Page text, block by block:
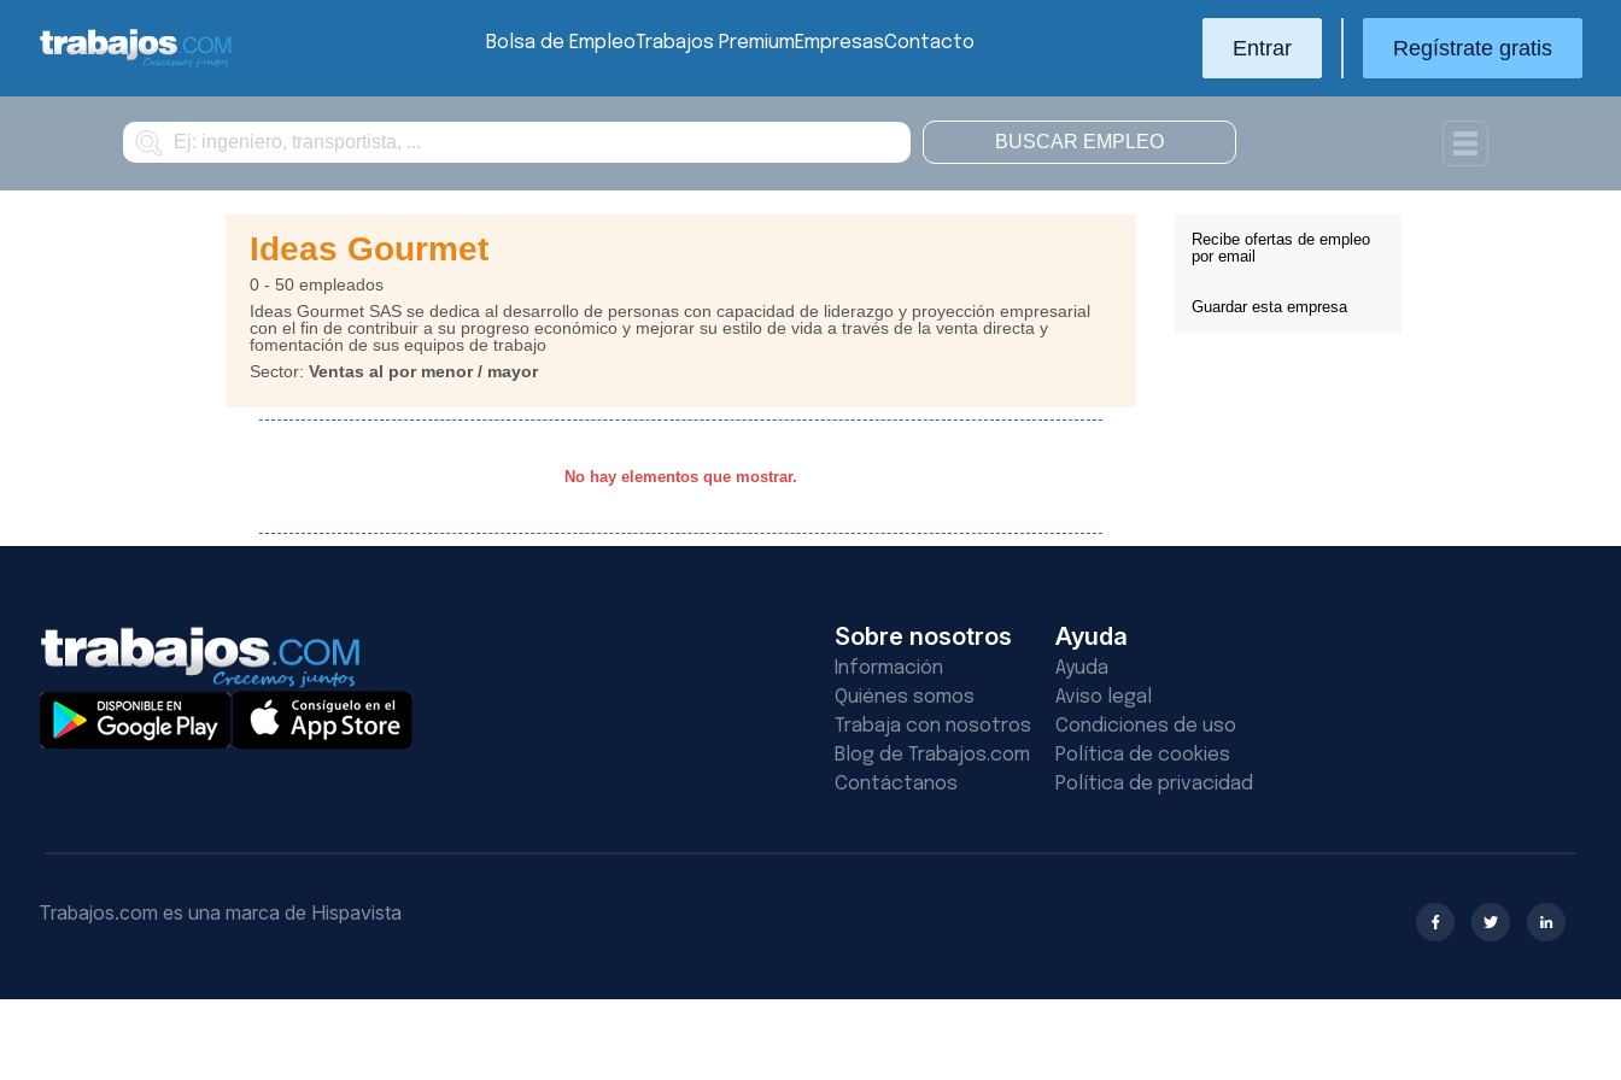
Bolsa de EmpleoTrabajos PremiumEmpresasContacto Entrar Regístrate gratis
Buscar
Recibe ofertas de empleo
por email
Guardar esta empresa
Ideas Gourmet
0 - 50 empleados
Ideas Gourmet SAS se dedica al desarrollo de personas con capacidad de liderazgo y proyección empresarial
con el fin de contribuir a su progreso económico y mejorar su estilo de vida a través de la venta directa y
fomentación de sus equipos de trabajo
Sector: Ventas al por menor / mayor
No hay elementos que mostrar.
Sobre nosotros
Información
Quiénes somos
Trabaja con nosotros
Blog de Trabajos.com
Contáctanos
Ayuda
Ayuda
Aviso legal
Condiciones de uso
Política de cookies
Política de privacidad
Trabajos.com es una marca de Hispavista